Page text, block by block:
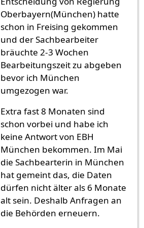
Oberbayern(München) hatte
schon in Freising gekommen
und der Sachbearbeiter
bräuchte 2-3 Wochen
Bearbeitungszeit zu abgeben
bevor ich München
umgezogen war.
Extra fast 8 Monaten sind
schon vorbei und habe ich
keine Antwort von EBH
München bekommen. Im Mai
die Sachbearterin in München
hat gemeint das, die Daten
dürfen nicht älter als 6 Monate
alt sein. Deshalb Anfragen an
die Behörden erneuern.